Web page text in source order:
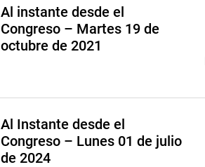
Al instante desde el
Congreso – Martes 19 de
octubre de 2021
Al Instante desde el
Congreso – Lunes 01 de julio
de 2024